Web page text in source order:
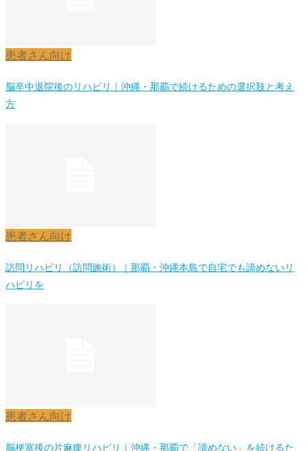
患者さん向け
脳卒中退院後のリハビリ｜沖縄・那覇で続けるための選択肢と考え
方
患者さん向け
訪問リハビリ（訪問施術）｜那覇・沖縄本島で自宅でも諦めないリ
ハビリを
患者さん向け
脳梗塞後の片麻痺リハビリ｜沖縄・那覇で「諦めない」を続けるた